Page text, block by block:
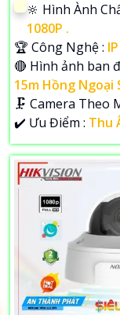
🔆 Hình Ành
1080P .
🏆 Công Nghệ :
🔴 Hình ảnh ban
15m Hồng Ngoại
🗜️ Camera Theo
️✔️ Ưu Điểm : Thu